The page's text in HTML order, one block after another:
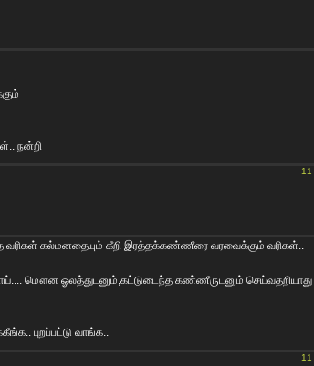
நன்றி
வரிகள் கல்மனதையும் கீறி இரத்தக்கண்ணீரை வரவைக்கும் வரிகள்..
மௌன ஓலத்துடனும்,கட்டுடைந்த கண்ணீருடனும் செய்வதறியாது
புறப்பட்டு வாங்க..